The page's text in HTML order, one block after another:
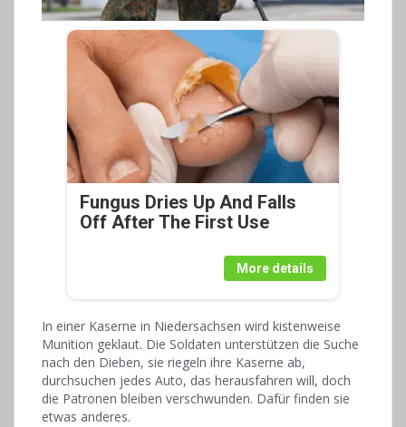
Fungus Dries Up And Falls
Off After The First Use
More details
In einer Kaserne in Niedersachsen wird kistenweise
Munition geklaut. Die Soldaten unterstützen die Suche
nach den Dieben, sie riegeln ihre Kaserne ab,
durchsuchen jedes Auto, das herausfahren will, doch
die Patronen bleiben verschwunden. Dafür finden sie
etwas anderes.